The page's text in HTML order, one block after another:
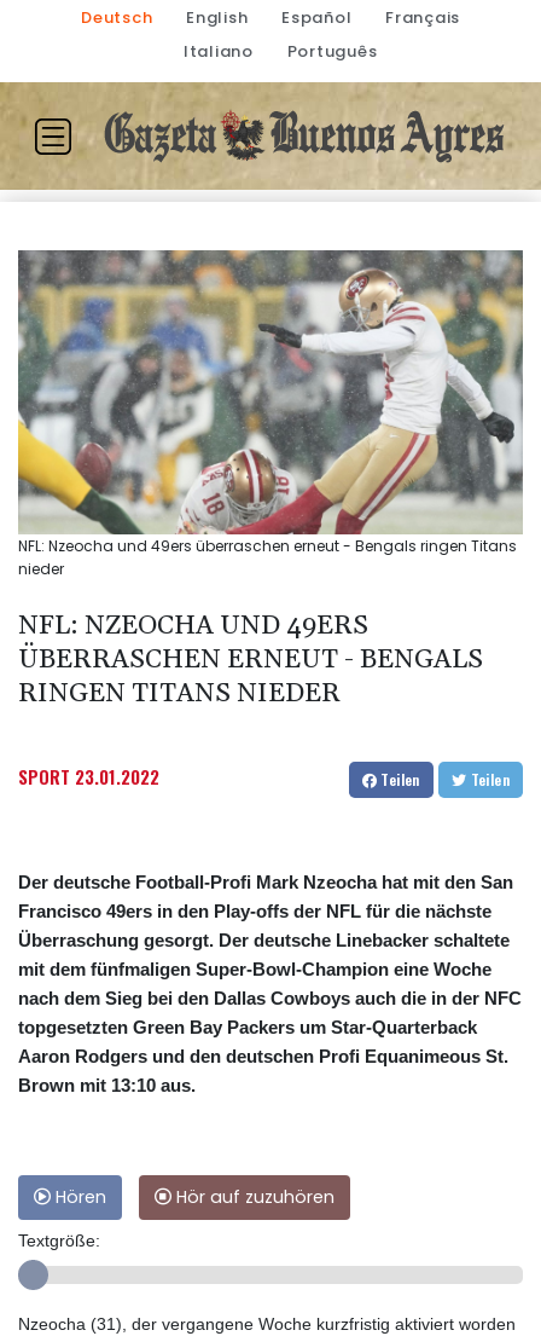
Deutsch English Español
Français
Italiano
Português
NFL: Nzeocha und 49ers überraschen erneut - Bengals ringen Titans
nieder
NFL: NZEOCHA UND 49ERS
ÜBERRASCHEN ERNEUT - BENGALS
RINGEN TITANS NIEDER
SPORT 23.01.2022 Teilen Teilen
Der deutsche Football-Profi Mark Nzeocha hat mit den San
Francisco 49ers in den Play-offs der NFL für die nächste
Überraschung gesorgt. Der deutsche Linebacker schaltete
mit dem fünfmaligen Super-Bowl-Champion eine Woche
nach dem Sieg bei den Dallas Cowboys auch die in der NFC
topgesetzten Green Bay Packers um Star-Quarterback
Aaron Rodgers und den deutschen Profi Equanimeous St.
Brown mit 13:10 aus.
Hören Hör auf zuzuhören
Textgröße:
Nzeocha (31), der vergangene Woche kurzfristig aktiviert worden